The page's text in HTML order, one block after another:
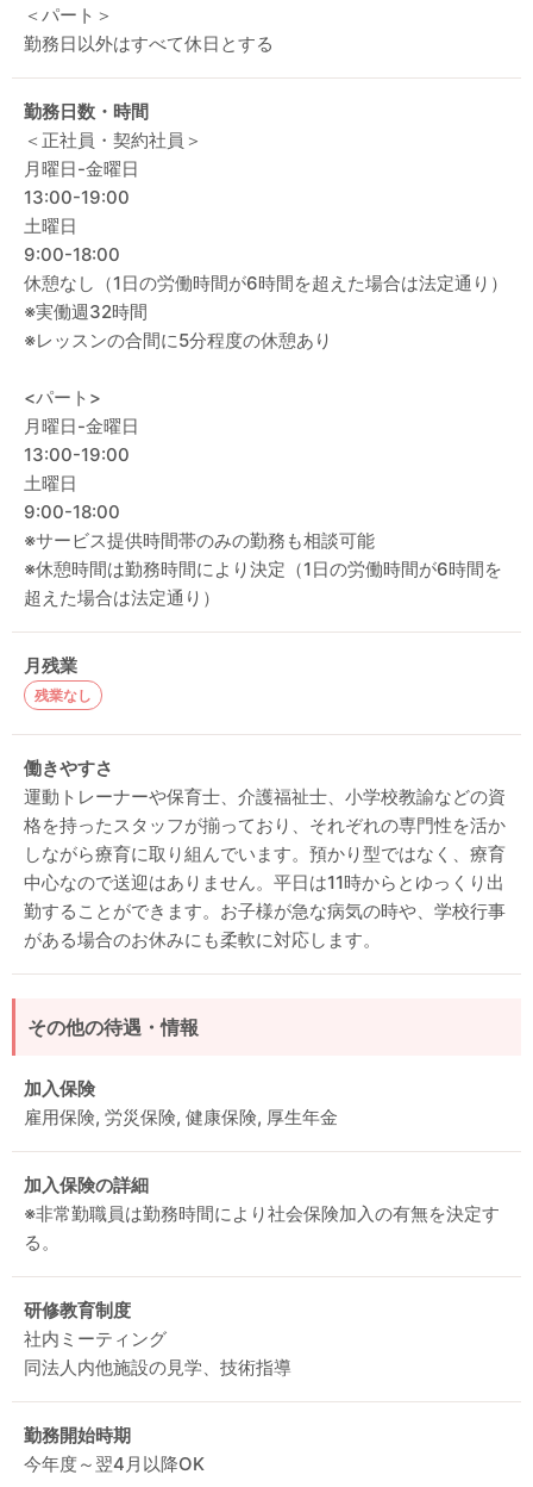
＜パート＞
勤務日以外はすべて休日とする
勤務日数・時間
＜正社員・契約社員＞
月曜日-金曜日
13:00-19:00
土曜日
9:00-18:00
休憩なし（1日の労働時間が6時間を超えた場合は法定通り）
※実働週32時間
※レッスンの合間に5分程度の休憩あり
<パート>
月曜日-金曜日
13:00-19:00
土曜日
9:00-18:00
※サービス提供時間帯のみの勤務も相談可能
※休憩時間は勤務時間により決定（1日の労働時間が6時間を
超えた場合は法定通り）
月残業
残業なし
働きやすさ
運動トレーナーや保育士、介護福祉士、小学校教諭などの資
格を持ったスタッフが揃っており、それぞれの専門性を活か
しながら療育に取り組んでいます。預かり型ではなく、療育
中心なので送迎はありません。平日は11時からとゆっくり出
勤することができます。お子様が急な病気の時や、学校行事
がある場合のお休みにも柔軟に対応します。
その他の待遇・情報
加入保険
雇用保険, 労災保険, 健康保険, 厚生年金
加入保険の詳細
※非常勤職員は勤務時間により社会保険加入の有無を決定す
る。
研修教育制度
社内ミーティング
同法人内他施設の見学、技術指導
勤務開始時期
今年度～翌4月以降OK